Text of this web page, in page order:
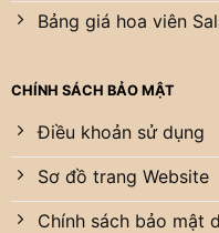
Bảng giá hoa viên
CHÍNH SÁCH BẢO MẬT
Điều khoản sử dụng
Sơ đồ trang Website
Chính sách bảo mật